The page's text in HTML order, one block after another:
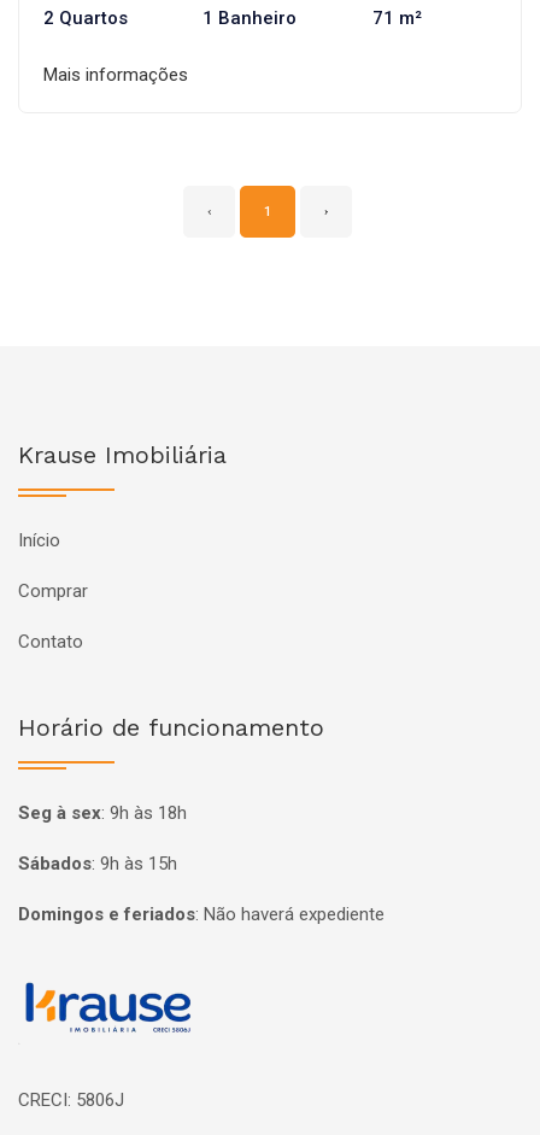
2 Quartos 1 Banheiro 71 m²
Mais informações
‹ 1 ›
Krause Imobiliária
Início
Comprar
Contato
Horário de funcionamento
Seg à sex: 9h às 18h
Sábados: 9h às 15h
Domingos e feriados: Não haverá expediente
Página inicial
CRECI: 5806J